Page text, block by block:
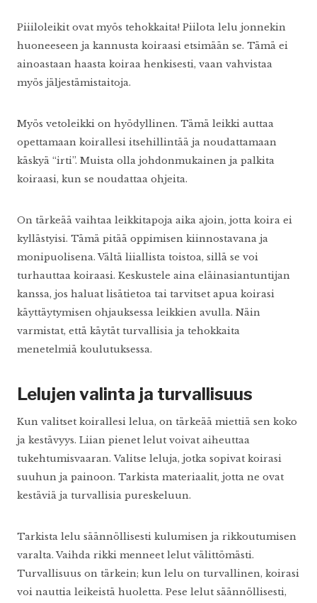
Piiiloleikit ovat myös tehokkaita! Piilota lelu jonnekin
huoneeseen ja kannusta koiraasi etsimään se. Tämä ei
ainoastaan haasta koiraa henkisesti, vaan vahvistaa
myös jäljestämistaitoja.
Myös vetoleikki on hyödyllinen. Tämä leikki auttaa
opettamaan koirallesi itsehillintää ja noudattamaan
käskyä “irti”. Muista olla johdonmukainen ja palkita
koiraasi, kun se noudattaa ohjeita.
On tärkeää vaihtaa leikkitapoja aika ajoin, jotta koira ei
kyllästyisi. Tämä pitää oppimisen kiinnostavana ja
monipuolisena. Vältä liiallista toistoa, sillä se voi
turhauttaa koiraasi. Keskustele aina eläinasiantuntijan
kanssa, jos haluat lisätietoa tai tarvitset apua koirasi
käyttäytymisen ohjauksessa leikkien avulla. Näin
varmistat, että käytät turvallisia ja tehokkaita
menetelmiä koulutuksessa.
Lelujen valinta ja turvallisuus
Kun valitset koirallesi lelua, on tärkeää miettiä sen koko
ja kestävyys. Liian pienet lelut voivat aiheuttaa
tukehtumisvaaran. Valitse leluja, jotka sopivat koirasi
suuhun ja painoon. Tarkista materiaalit, jotta ne ovat
kestäviä ja turvallisia pureskeluun.
Tarkista lelu säännöllisesti kulumisen ja rikkoutumisen
varalta. Vaihda rikki menneet lelut välittömästi.
Turvallisuus on tärkein; kun lelu on turvallinen, koirasi
voi nauttia leikeistä huoletta. Pese lelut säännöllisesti,